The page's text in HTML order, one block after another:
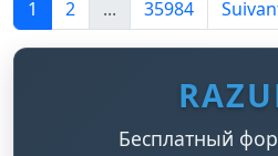
1 2 ... 35984
Бесплатный